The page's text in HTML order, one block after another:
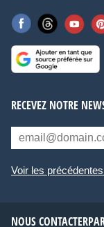
RECEVEZ NOTRE
Voir les
NOUS CONTACTER